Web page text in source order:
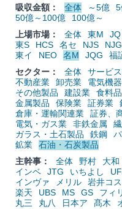
吸収金額：
全体 ～5億
50億～100億
100億～
上場市場：
全体 東M JQ
東S
HCS 名セ NJS NJG
東イ
NEO 名M JQG 福
セクター：
全体 サービ
不動産業
卸売業 電気機器
その他製品
建設業 食料品
金属製品
保険業 証券業
倉庫・運輸関連業
証券、
電気・ガス業
非鉄金属
ガラス・土石製品
鉄鋼
鉱業
石油・石炭製品
主幹事：
全体 野村 大和
インベ
JTG いちよし
インヴァ
メリル 岩井コス
楽天
UBS MS GS フィ
丸三
丸八 日本ア 髙木